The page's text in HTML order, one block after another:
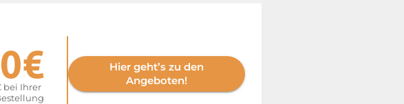
bei Ihrer
Hier geht’s zu den
Angeboten!